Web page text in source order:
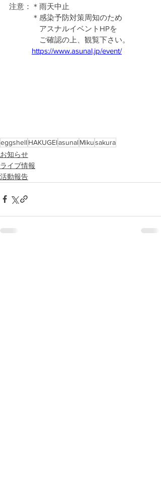
注意：＊雨天中止
＊感染予防対策周知のため
アスナルイベントHPを
ご確認の上、観覧下さい。
https://www.asunal.jp/event/
eggshell HAKUGEIasunal Mikusakura
お知らせ
ライブ情報
活動報告